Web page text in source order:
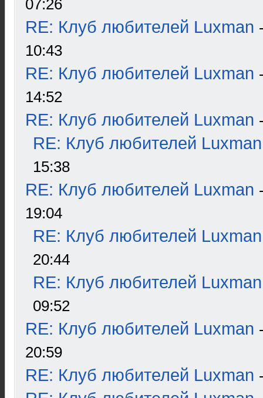
07:26
RE: Клуб любителей Luxman
10:43
RE: Клуб любителей Luxman
14:52
RE: Клуб любителей Luxman
RE: Клуб любителей Luxman
15:38
RE: Клуб любителей Luxman
19:04
RE: Клуб любителей Luxman
20:44
RE: Клуб любителей Luxman
09:52
RE: Клуб любителей Luxman
20:59
RE: Клуб любителей Luxman